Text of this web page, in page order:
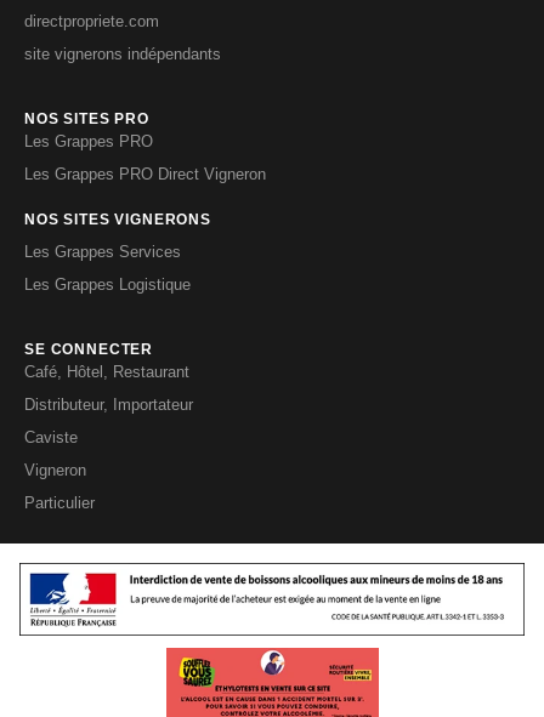
directpropriete.com
site vignerons indépendants
NOS SITES PRO
Les Grappes PRO
Les Grappes PRO Direct Vigneron
NOS SITES VIGNERONS
Les Grappes Services
Les Grappes Logistique
SE CONNECTER
Café, Hôtel, Restaurant
Distributeur, Importateur
Caviste
Vigneron
Particulier